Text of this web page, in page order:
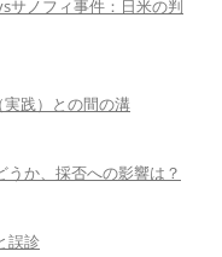
サノフィ事件：日米の判
践）との間の溝
か、採否への影響は？
誤診